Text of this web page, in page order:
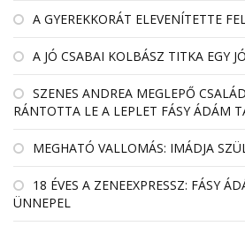
A GYEREKKORÁT ELEVENÍTETTE
A JÓ CSABAI KOLBÁSZ TITKA EGY
SZENES ANDREA MEGLEPŐ
RÁNTOTTA LE A LEPLET FÁSY ÁDÁM
MEGHATÓ VALLOMÁS: IMÁDJA
18 ÉVES A ZENEEXPRESSZ: FÁSY
ÜNNEPEL